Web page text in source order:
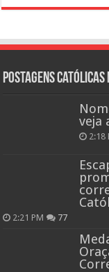
Postagens católicas
veja
2:18
2:21 PM 77